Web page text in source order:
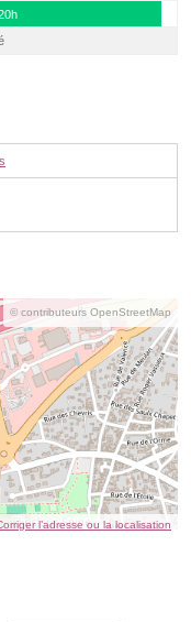
© contributeurs OpenStreetMap
l’adresse ou la localisation